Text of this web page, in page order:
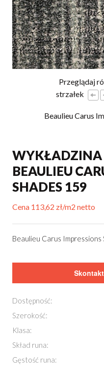
Przeglądaj
strzałek
Beaulieu Carus
BEAULIEU
SHADES 159
Cena 113,62 zł/m2 netto
Beaulieu Carus Impressions
Dostępność:
Szerokość:
Klasa:
Skład runa:
Gęstość runa: